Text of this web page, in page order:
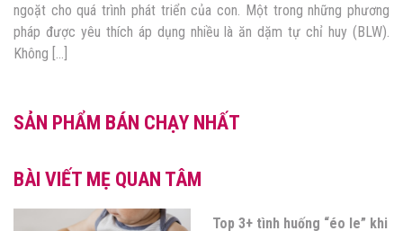
sữa, lúc này mẹ có thể cho bé ăn cơm. Điều này đảm bảo cho bé
phát triển khỏe mạnh cứng cáp hơn. Đồng thời tăng […]
SẢN PHẨM BÁN CHẠY NHẤT
BÀI VIẾT MẸ QUAN TÂM
Các nhóm dưỡng chất bổ